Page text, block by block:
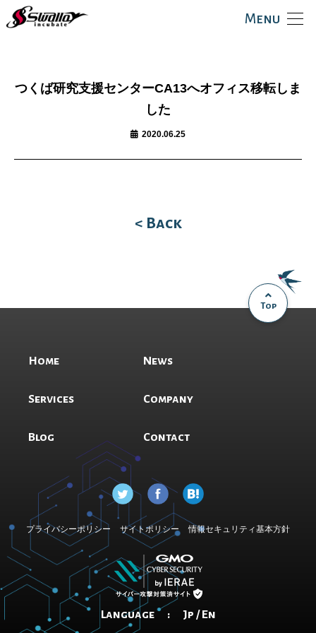
Menu
つくば研究支援センターCA13へオフィス移転しま
した
2020.06.25
< Back
Top
Home News
Services Company
Blog Contact
プライバシーポリシー サイトポリシー 情報セキュリティ基本方針
Language : Jp /En